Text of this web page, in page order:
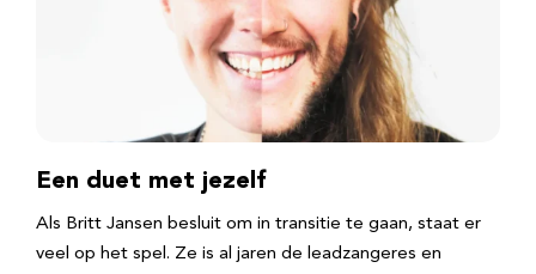
Een duet met jezelf
Als Britt Jansen besluit om in transitie te gaan, staat er
veel op het spel. Ze is al jaren de leadzangeres en